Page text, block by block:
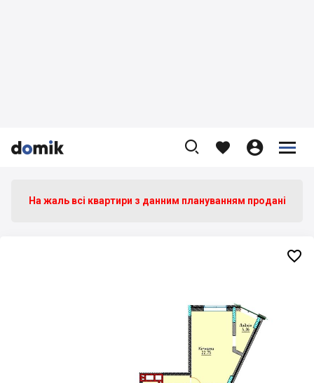


    


На жаль всі квартири з данним плануванням продані
